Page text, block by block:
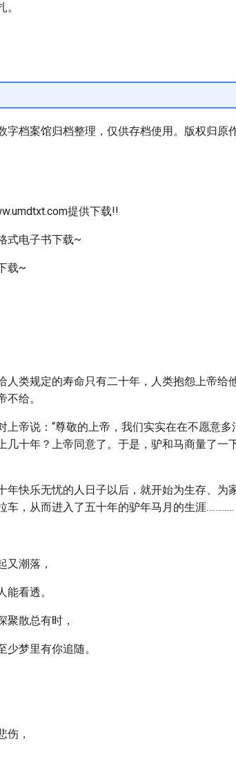
字档案馆归档整理，仅供存档使用。版权归原
提供下载!!
式电子书下载~
载~
人类规定的寿命只有二十年，人类抱怨上帝给
给。
上帝说：“尊敬的上帝，我们实实在在不愿意
几十年？上帝同意了。于是，驴和马商量了一
年快乐无忧的人日子以后，就开始为生存、为
车，从而进入了五十年的驴年马月的生涯…………
又潮落，
看透。
聚散总有时，
少梦里有你追随。
伤，